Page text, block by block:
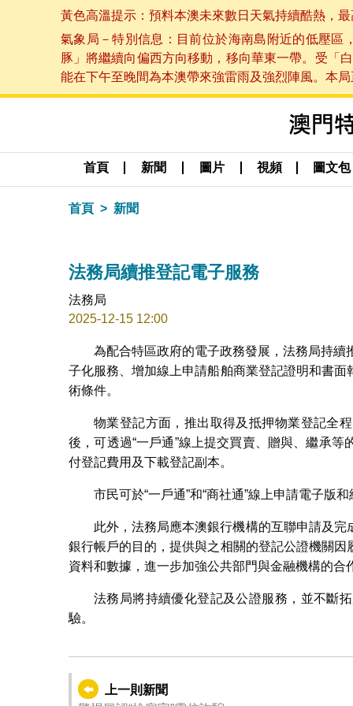
黃色高溫提示：預料本澳未來數日天氣持續酷熱，
氣象局－特別信息：目前位於海南島附近的低壓
豚」將繼續向偏西方向移動，移向華東一帶。受「
能在下午至晚間為本澳帶來強雷雨及強烈陣風。本
首頁 新聞 圖片 視頻 圖文包
首頁 新聞
法務局續推登記電子服務
法務局
2025-12-15 12:00
為配合特區政府的電子政務發展，法務局持
子化服務、增加線上申請船舶商業登記證明和書
術條件。
物業登記方面，推出取得及抵押物業登記全
後，可透過“一戶通”線上提交買賣、贈與、繼承
付登記費用及下載登記副本。
市民可於“一戶通”和“商社通”線上申請電子版
此外，法務局應本澳銀行機構的互聯申請及
銀行帳戶的目的，提供與之相關的登記公證機關
資料和數據，進一步加強公共部門與金融機構的合
法務局將持續優化登記及公證服務，並不斷
驗。
上一則新聞